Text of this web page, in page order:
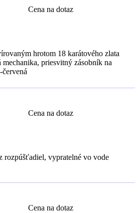
Cena na dotaz
hrotom 18 karátového zlata
priesvitný zásobník na
červená
Cena na dotaz
rozpúšťadiel, vypratelné vo vode
Cena na dotaz